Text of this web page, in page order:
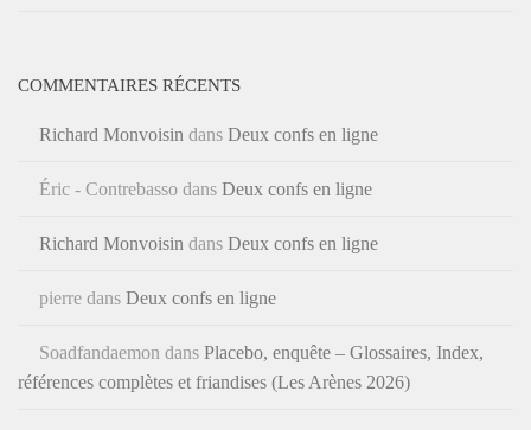
COMMENTAIRES RÉCENTS
Richard Monvoisin dans Deux confs en ligne
Éric - Contrebasso dans Deux confs en ligne
Richard Monvoisin dans Deux confs en ligne
pierre dans Deux confs en ligne
Soadfandaemon dans Placebo, enquête – Glossaires, Index,
références complètes et friandises (Les Arènes 2026)